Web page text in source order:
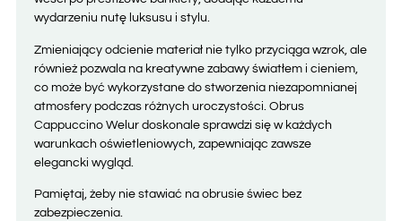
wydarzeniu nutę luksusu i stylu.
Zmieniający odcienie materiał nie tylko przyciąga wzrok, ale
również pozwala na kreatywne zabawy światłem i cieniem,
co może być wykorzystane do stworzenia niezapomnianej
atmosfery podczas różnych uroczystości. Obrus
Cappuccino Welur doskonale sprawdzi się w każdych
warunkach oświetleniowych, zapewniając zawsze
elegancki wygląd.
Pamiętaj, żeby nie stawiać na obrusie świec bez
zabezpieczenia.